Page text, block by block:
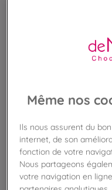
Frais de port
Gagnez 22
avec notre
Liste des ingrédients
Même nos
Ils nous assurent du
internet, de son
fonction de votre
Nous partageons
votre navigation en